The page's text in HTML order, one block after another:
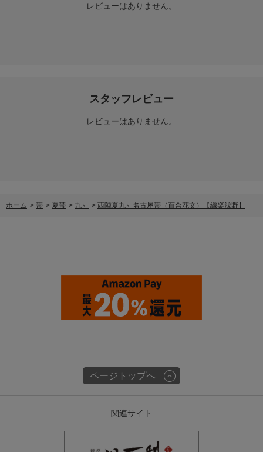
レビューはありません。
スタッフレビュー
レビューはありません。
ホーム > 帯 > 夏帯 > 九寸 > 西陣夏九寸名古屋帯（百合花文）【織楽浅野】
ページトップへ
関連サイト